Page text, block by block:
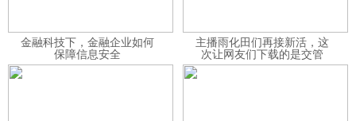
金融科技下，金融企业如何
保障信息安全
主播雨化田们再接新活，这
次让网友们下载的是交管
12123APP